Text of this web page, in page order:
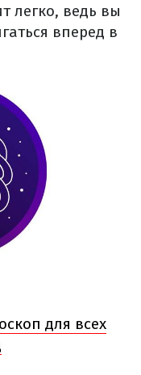
легко, ведь вы
вперед в
для всех